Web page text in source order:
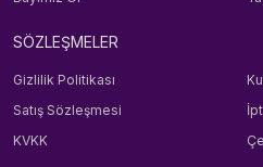
SÖZLEŞMELER
Gizlilik Politikası
Satış Sözleşmesi
KVKK